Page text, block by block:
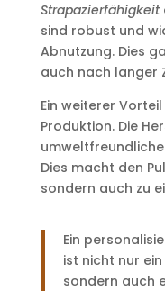
Strapazierfähigkeit
sind robust und
Abnutzung. Dies
auch nach langer
Ein weiterer
Produktion. Die
Dies macht den
sondern auch zu
Ein
ist nicht nur
sondern auch